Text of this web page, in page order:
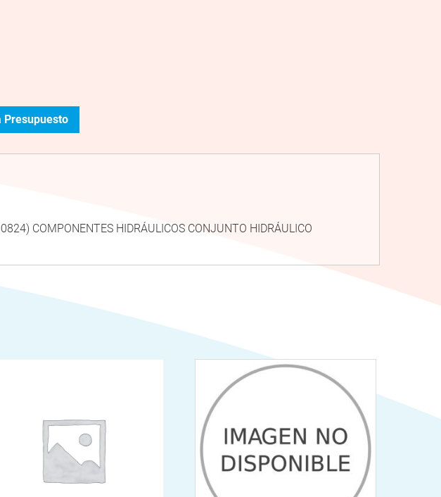
Presupuesto
COMPONENTES HIDRÁULICOS CONJUNTO HIDRÁULICO